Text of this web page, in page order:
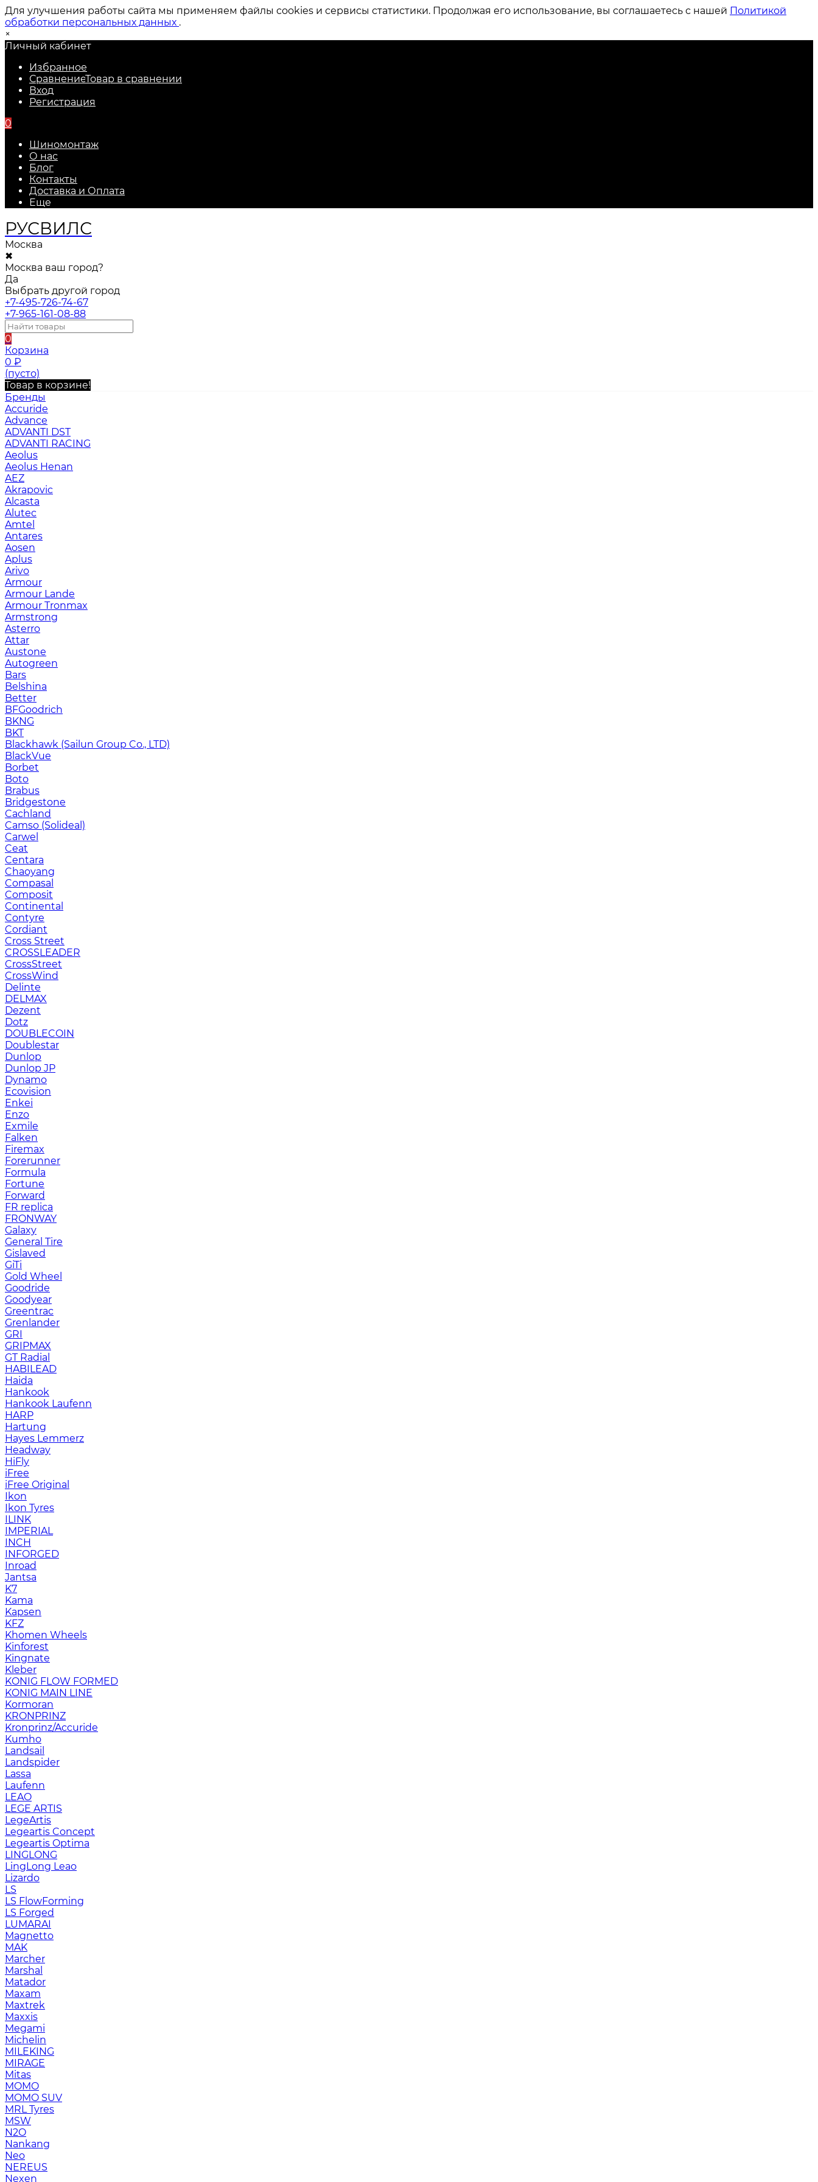
Для улучшения работы сайта мы применяем файлы cookies и сервисы статистики. Продолжая его использование, вы соглашаетесь с нашей Политикой
обработки персональных данных .
×
Личный кабинет
Избранное
СравнениеТовар в сравнении
Вход
Регистрация
0
Шиномонтаж
О нас
Блог
Контакты
Доставка и Оплата
Еще
РУСВИЛС
Москва
✖
Москва ваш город?
Да
Выбрать другой город
+7-495-726-74-67
+7-965-161-08-88
0
Корзина
0 ₽
(пусто)
Товар в корзине!
Бренды
Accuride
Advance
ADVANTI DST
ADVANTI RACING
Aeolus
Aeolus Henan
AEZ
Akrapovic
Alcasta
Alutec
Amtel
Antares
Aosen
Aplus
Arivo
Armour
Armour Lande
Armour Tronmax
Armstrong
Asterro
Attar
Austone
Autogreen
Bars
Belshina
Better
BFGoodrich
BKNG
BKT
Blackhawk (Sailun Group Co., LTD)
BlackVue
Borbet
Boto
Brabus
Bridgestone
Cachland
Camso (Solideal)
Carwel
Ceat
Centara
Chaoyang
Compasal
Composit
Continental
Contyre
Cordiant
Cross Street
CROSSLEADER
CrossStreet
CrossWind
Delinte
DELMAX
Dezent
Dotz
DOUBLECOIN
Doublestar
Dunlop
Dunlop JP
Dynamo
Ecovision
Enkei
Enzo
Exmile
Falken
Firemax
Forerunner
Formula
Fortune
Forward
FR replica
FRONWAY
Galaxy
General Tire
Gislaved
GiTi
Gold Wheel
Goodride
Goodyear
Greentrac
Grenlander
GRI
GRIPMAX
GT Radial
HABILEAD
Haida
Hankook
Hankook Laufenn
HARP
Hartung
Hayes Lemmerz
Headway
HiFly
iFree
iFree Original
Ikon
Ikon Tyres
ILINK
IMPERIAL
INCH
INFORGED
Inroad
Jantsa
K7
Kama
Kapsen
KFZ
Khomen Wheels
Kinforest
Kingnate
Kleber
KONIG FLOW FORMED
KONIG MAIN LINE
Kormoran
KRONPRINZ
Kronprinz/Accuride
Kumho
Landsail
Landspider
Lassa
Laufenn
LEAO
LEGE ARTIS
LegeArtis
Legeartis Concept
Legeartis Optima
LINGLONG
LingLong Leao
Lizardo
LS
LS FlowForming
LS Forged
LUMARAI
Magnetto
MAK
Marcher
Marshal
Matador
Maxam
Maxtrek
Maxxis
Megami
Michelin
MILEKING
MIRAGE
Mitas
MOMO
MOMO SUV
MRL Tyres
MSW
N2O
Nankang
Neo
NEREUS
Nexen